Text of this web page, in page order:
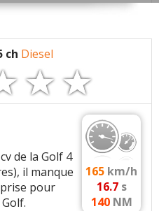
, tissus du toit qui
:Rien
ch Diesel
165 km/h
16.7 s
140 NM
de la Golf 4
il manque
pour